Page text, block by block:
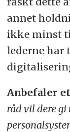
annet
ikke minst
lederne har
Anbefaler
råd vil dere